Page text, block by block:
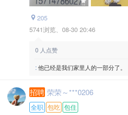
205
5741浏览、 08-30 20:46
0 人点赞
:他已经是我们家里人的一部分了。
招聘 荣荣～***0206
全职 包吃 包住